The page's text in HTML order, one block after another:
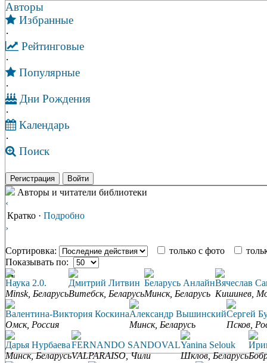
Авторы
Избранные
·
Рейтинговые
·
Популярные
·
Дни Рождения
·
Календарь
·
Поиск
Регистрация Войти
Авторы и читатели библиотеки
‹
Кратко · Подробно
›
Сортировка: только с фото
Показывать по:
Наука 2.0.
Minsk, Беларусь
Дмитрий Литвин
Витебск, Беларусь
Беларусь Анлайн
Минск, Беларусь
Вячеслав
Кишинев,
Валентина-Виктория Коскина
Омск, Россия
Александр Вышинский
Минск, Беларусь
Сергей
Псков,
Дарья Нурбаева
Минск, Беларусь
FERNANDO SANDOVAL
VALPARAISO, Чили
Yanina Selouk
Шклов, Беларусь